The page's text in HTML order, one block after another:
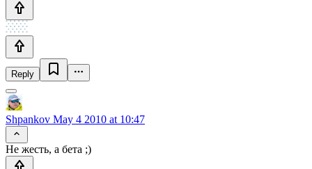
Reply
Shpankov May 4 2010 at 10:47
Не жесть, а бета ;)